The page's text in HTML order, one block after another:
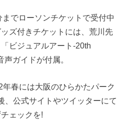
でローソンチケットで受付中
ズ付きチケットには、荒川先
ビジュアルアート-20th
ガイドが付属。
春には大阪のひらかたパーク
、公式サイトやツイッターにて
ェックを!